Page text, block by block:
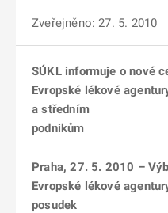
Zveřejněno: 27. 5. 2010
SÚKL informuje o nové
Evropské lékové
a středním
podnikům
Praha, 27. 5. 2010 –
Evropské lékové
posudek